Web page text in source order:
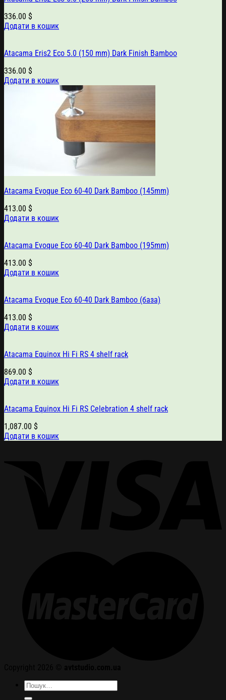
336.00 $
Додати в кошик
Atacama Eris2 Eco 5.0 (150 mm) Dark Finish Bamboo
336.00 $
Додати в кошик
Atacama Evoque Eco 60-40 Dark Bamboo (145mm)
413.00 $
Додати в кошик
Atacama Evoque Eco 60-40 Dark Bamboo (195mm)
413.00 $
Додати в кошик
Atacama Evoque Eco 60-40 Dark Bamboo (база)
413.00 $
Додати в кошик
Atacama Equinox Hi Fi RS 4 shelf rack
869.00 $
Додати в кошик
Atacama Equinox Hi Fi RS Celebration 4 shelf rack
1,087.00 $
Додати в кошик
Шукати: